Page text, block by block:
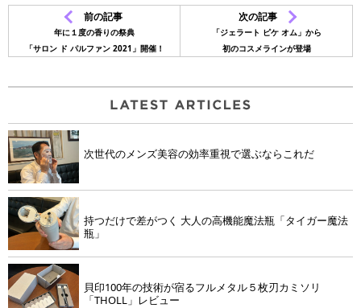
前の記事
年に１度の香りの祭典
「サロン ド パルファン 2021」開催！
次の記事
「ジェラート ピケ オム」から
初のコスメラインが登場
次世代のメンズ美容の効率重視で選ぶならこれだ
持つだけで差がつく 大人の高機能魔法瓶「タイガー魔法
瓶」
貝印100年の技術が宿るフルメタル５枚刃カミソリ
「THOLL」レビュー